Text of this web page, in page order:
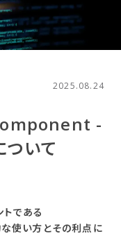
2025.08.24
-
ついて
である
い方とその利点に